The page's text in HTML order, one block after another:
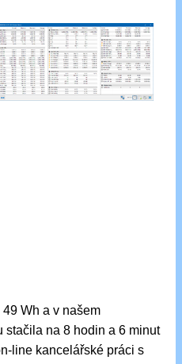
Wh a v našem
stačila na 8 hodin a 6 minut
line kancelářské práci s